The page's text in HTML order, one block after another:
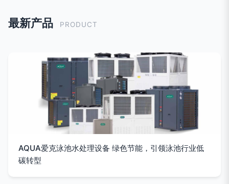
最新产品 PRODUCT
AQUA爱克泳池水处理设备 绿色节能，引领泳池行业低
碳转型